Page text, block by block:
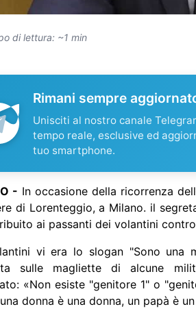
di lettura: ~1 min
Rimani sempre
Unisciti al nostro canale
tempo reale, esclusive ed
tuo smartphone.
- In occasione della ricorrenza
di Lorenteggio, a Milano. il
ai passanti dei volantini
vi era lo slogan "Sono una
sulle magliette di alcune
«Non esiste "genitore 1" o
donna è una donna, un papà è